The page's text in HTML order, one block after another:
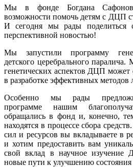
Мы в фонде Богдана
возможности помочь детям с ДЦП
И сегодня мы рады
перспективной новостью!
Мы запустили программу
детского церебрального
генетических аспектов ДЦП
в разработке эффективных методов
Особенно мы рады
программе нашим
обращались в фонд и, конечно,
находятся в процессе сбора
сил и ресурсов вы вкладываете в
и хотим предоставить вам
свой вклад в научное
новые пути к улучшению состояния